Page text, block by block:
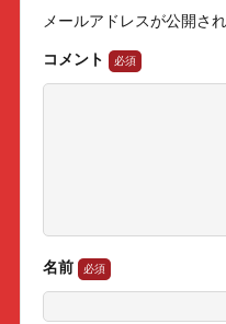
メールアドレスが公開さ
コメント
名前